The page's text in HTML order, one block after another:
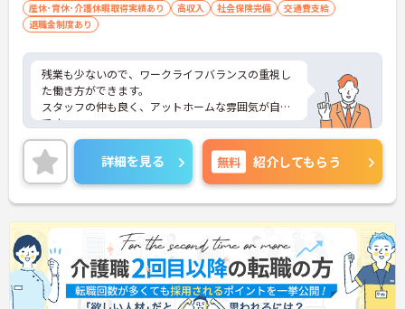
産休･育休･介護休暇取得実績あり
高収入 社会保険完備
交通費支給
退職金制度あり
残業も少ないので、ワークライフバランスの重視し
た働き方ができます。
スタッフの仲も良く、アットホームな雰囲気が自慢
です。
ご興味ある方には、面接対策ポイントなど、詳細を
お話しいたしますのでお気軽にご相談ください。
詳細を見る 無料 紹介してもらう